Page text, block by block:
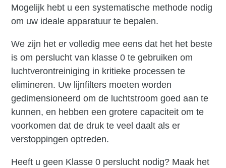
Mogelijk hebt u een systematische methode nodig
om uw ideale apparatuur te bepalen.
We zijn het er volledig mee eens dat het het beste
is om perslucht van klasse 0 te gebruiken om
luchtverontreiniging in kritieke processen te
elimineren. Uw lijnfilters moeten worden
gedimensioneerd om de luchtstroom goed aan te
kunnen, en hebben een grotere capaciteit om te
voorkomen dat de druk te veel daalt als er
verstoppingen optreden.
Heeft u geen Klasse 0 perslucht nodig? Maak het